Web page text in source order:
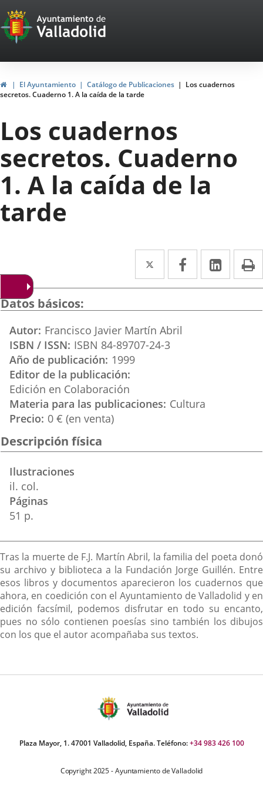
Portal
Web
del
Ayuntamiento
de
Valladolid
HomeEl Ayuntamiento Catálogo de Publicaciones
Los cuadernos
secretos. Cuaderno 1. A la caída de la tarde
Los cuadernos
secretos. Cuaderno
1. A la caída de la
tarde
Twitter
Enlace
a
externa.
Facebook
Enlace
a
Enlace
a
Datos básicos
Autor Francisco Javier Martín Abril
ISBN / ISSN ISBN 84-89707-24-3
Año de publicación 1999
Editor de la publicación
Edición en Colaboración
Materia para las publicaciones Cultura
Precio 0 € (en venta)
Descripción física
Ilustraciones
il. col.
Páginas
51 p.
Descripción
Tras la muerte de F.J. Martín Abril, la familia del poeta donó
su archivo y biblioteca a la Fundación Jorge Guillén. Entre
esos libros y documentos aparecieron los cuadernos que
ahora, en coedición con el Ayuntamiento de Valladolid y en
edición facsímil, podemos disfrutar en todo su encanto,
pues no sólo contienen poesías sino también los dibujos
con los que el autor acompañaba sus textos.
Plaza Mayor, 1. 47001 Valladolid, España. Teléfono:+34 983 426 100
Copyright 2025 - Ayuntamiento de Valladolid